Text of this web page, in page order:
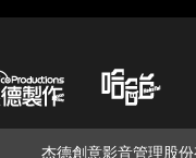
杰德創意影音管理股